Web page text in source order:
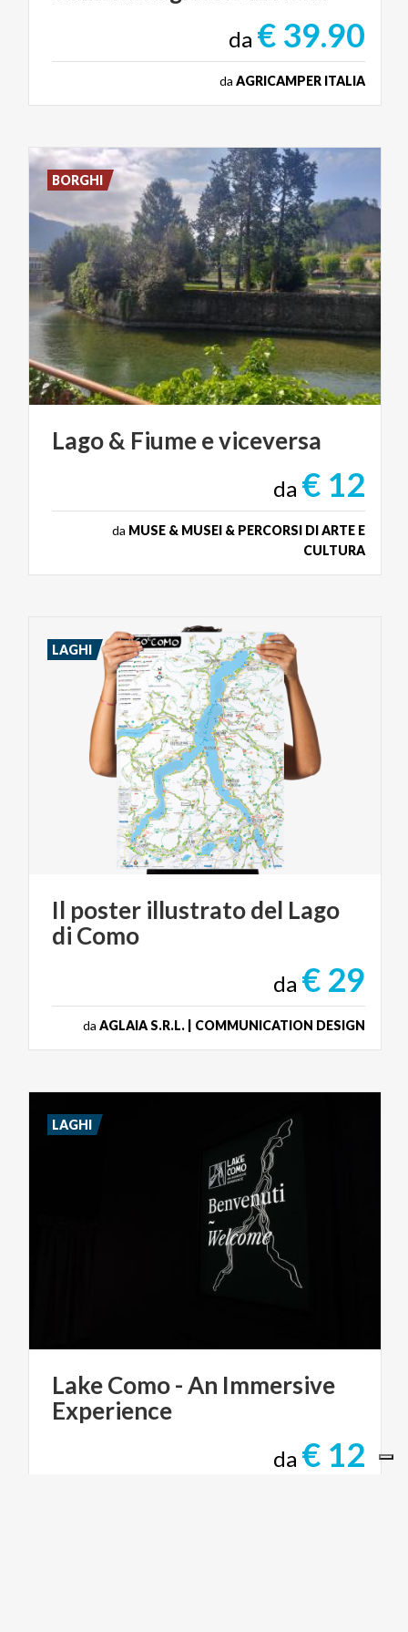
da € 39.90
da AGRICAMPER ITALIA
Lago& Fiumeeviceversa
da € 12
da MUSE & MUSEI & PERCORSI DI ARTE E
CULTURA
BORGHI
Il poster illustratodel Lago
di Como
da € 29
da AGLAIA S.R.L. | COMMUNICATION DESIGN
LAGHI
LakeComo-An Immersive
Experience
da € 12
LAGHI